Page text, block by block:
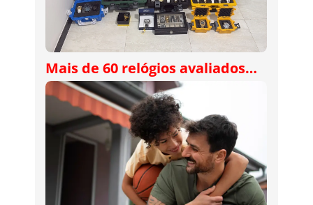
Mais de 60 relógios avaliados…